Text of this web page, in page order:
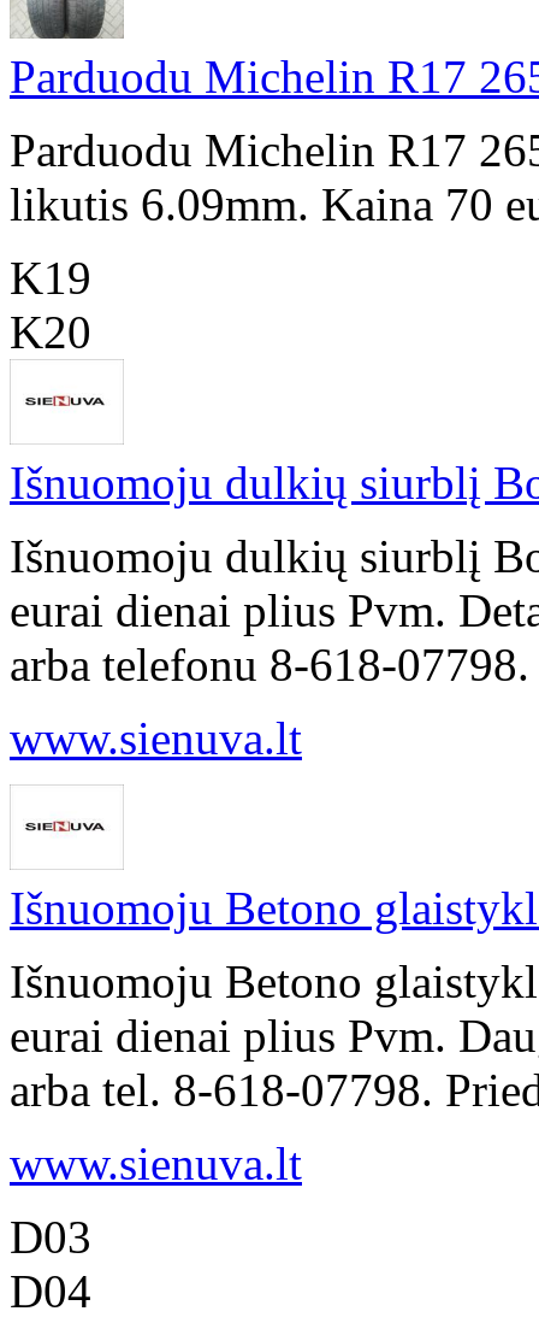
Parduodu Michelin R17
Parduodu Michelin R17
likutis 6.09mm. Kaina 70
K19
K20
Išnuomoju dulkių siurblį
Išnuomoju dulkių siurblį
eurai dienai plius Pvm.
arba telefonu 8-618-07798.
www.sienuva.lt
Išnuomoju Betono
Išnuomoju Betono
eurai dienai plius Pvm.
arba tel. 8-618-07798.
www.sienuva.lt
D03
D04